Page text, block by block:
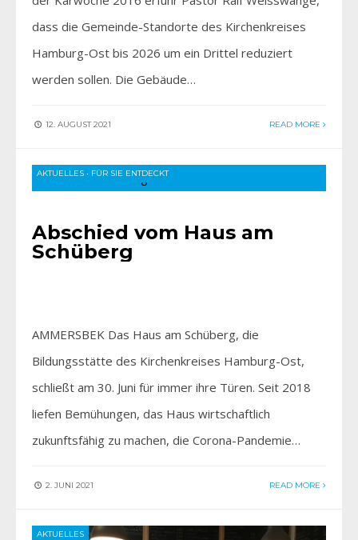
dass die Gemeinde-Standorte des Kirchenkreises
Hamburg-Ost bis 2026 um ein Drittel reduziert
werden sollen. Die Gebäude…
12. AUGUST 2021 READ MORE
AKTUELLES • FÜR SIE ENTDECKT
Abschied vom Haus am
Schüberg
AMMERSBEK Das Haus am Schüberg, die
Bildungsstätte des Kirchenkreises Hamburg-Ost,
schließt am 30. Juni für immer ihre Türen. Seit 2018
liefen Bemühungen, das Haus wirtschaftlich
zukunftsfähig zu machen, die Corona-Pandemie…
2. JUNI 2021 READ MORE
AKTUELLES